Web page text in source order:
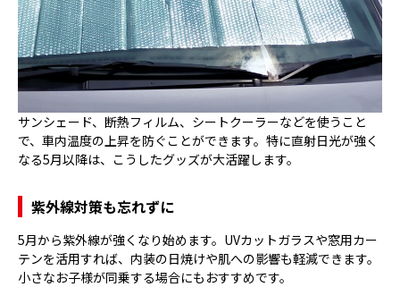
サンシェード、断熱フィルム、シートクーラーなどを使うこと
で、車内温度の上昇を防ぐことができます。特に直射日光が強く
なる5月以降は、こうしたグッズが大活躍します。
紫外線対策も忘れずに
5月から紫外線が強くなり始めます。UVカットガラスや窓用カー
テンを活用すれば、内装の日焼けや肌への影響も軽減できます。
小さなお子様が同乗する場合にもおすすめです。